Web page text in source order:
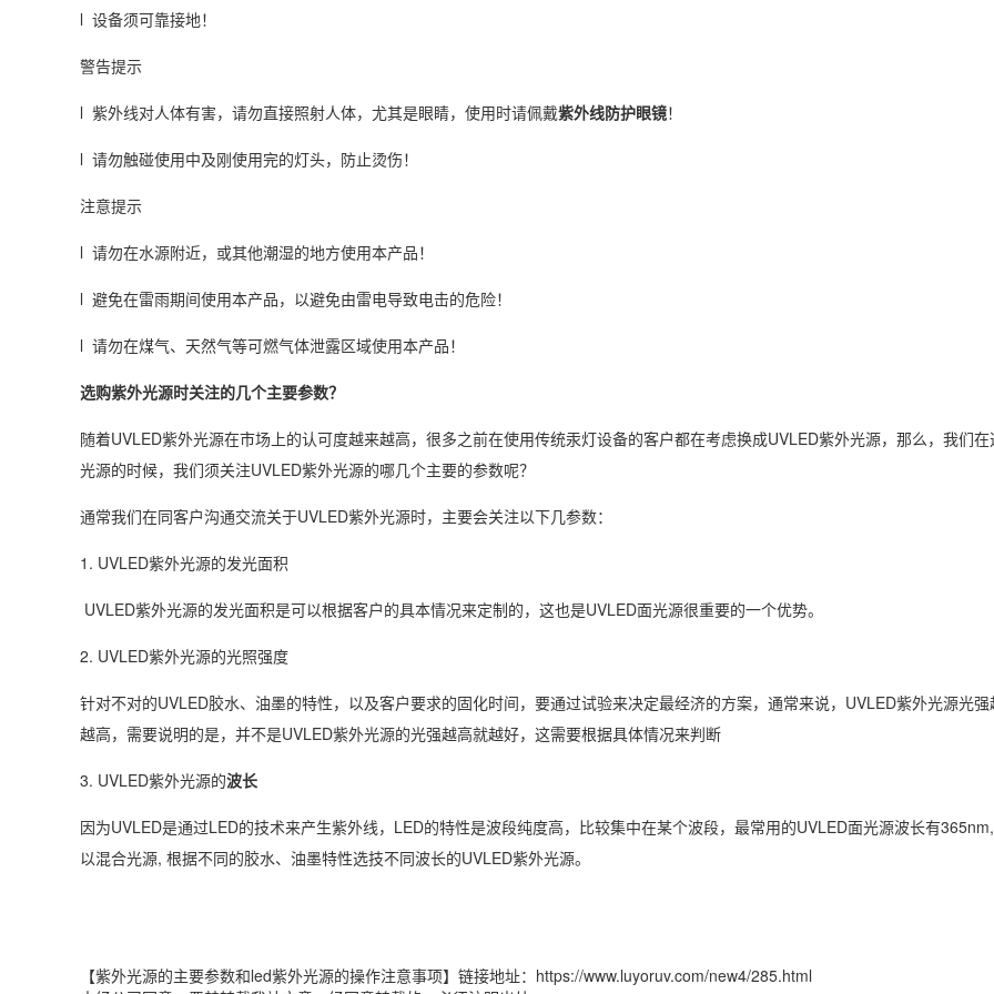
l 设备须可靠接地！
警告提示
l 紫外线对人体有害，请勿直接照射人体，尤其是眼睛，使用时请佩戴紫外线防护眼镜！
l 请勿触碰使用中及刚使用完的灯头，防止烫伤！
注意提示
l 请勿在水源附近，或其他潮湿的地方使用本产品！
l 避免在雷雨期间使用本产品，以避免由雷电导致电击的危险！
l 请勿在煤气、天然气等可燃气体泄露区域使用本产品！
选购紫外光源时关注的几个主要参数？
随着UVLED紫外光源在市场上的认可度越来越高，很多之前在使用传统汞灯设备的客户都在考虑换成UVLED紫外光源，那么，我们
光源的时候，我们须关注UVLED紫外光源的哪几个主要的参数呢？
通常我们在同客户沟通交流关于UVLED紫外光源时，主要会关注以下几参数：
1. UVLED紫外光源的发光面积
UVLED紫外光源的发光面积是可以根据客户的具本情况来定制的，这也是UVLED面光源很重要的一个优势。
2. UVLED紫外光源的光照强度
针对不对的UVLED胶水、油墨的特性，以及客户要求的固化时间，要通过试验来决定最经济的方案，通常来说，UVLED紫外光源光
越高，需要说明的是，并不是UVLED紫外光源的光强越高就越好，这需要根据具体情况来判断
3. UVLED紫外光源的波长
因为UVLED是通过LED的技术来产生紫外线，LED的特性是波段纯度高，比较集中在某个波段，最常用的UVLED面光源波长有
以混合光源, 根据不同的胶水、油墨特性选技不同波长的UVLED紫外光源。
【紫外光源的主要参数和led紫外光源的操作注意事项】链接地址：https://www.luyoruv.com/new4/285.html